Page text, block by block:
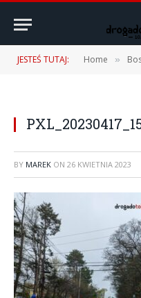
JESTEŚ TUTAJ: Home »
BY MAREK ON 26 KWIETNIA 2023